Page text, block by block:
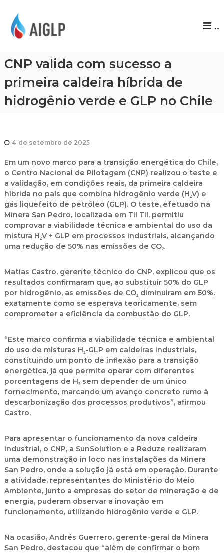
P
..
CNP valida com sucesso a
primeira caldeira híbrida de
hidrogênio verde e GLP no Chile
4 de setembro de 2025
Em um novo marco para a transição energética do Chile,
o Centro Nacional de Pilotagem (CNP) realizou o teste e
a validação, em condições reais, da primeira caldeira
híbrida no país que combina hidrogênio verde (H₂V) e
gás liquefeito de petróleo (GLP). O teste, efetuado na
Minera San Pedro, localizada em Til Til, permitiu
comprovar a viabilidade técnica e ambiental do uso da
mistura H₂V + GLP em processos industriais, alcançando
uma redução de 50% nas emissões de CO₂.
Matías Castro, gerente técnico do CNP, explicou que os
resultados confirmaram que, ao substituir 50% do GLP
por hidrogênio, as emissões de CO₂ diminuíram em 50%,
exatamente como se esperava teoricamente, sem
comprometer a eficiência da combustão do GLP.
“Este marco confirma a viabilidade técnica e ambiental
do uso de misturas H₂-GLP em caldeiras industriais,
constituindo um ponto de inflexão para a transição
energética, já que permite operar com diferentes
porcentagens de H₂ sem depender de um único
fornecimento, marcando um avanço concreto rumo à
descarbonização dos processos produtivos”, afirmou
Castro.
Para apresentar o funcionamento da nova caldeira
industrial, o CNP, a SunSolution e a Reduze realizaram
uma demonstração in loco nas instalações da Minera
San Pedro, onde a solução já está em operação. Durante
a atividade, representantes do Ministério do Meio
Ambiente, junto a empresas do setor de mineração e de
energia, puderam observar a inovação em
funcionamento, utilizando hidrogênio verde e GLP.
Na ocasião, Andrés Guerrero, gerente-geral da Minera
San Pedro, destacou que “além de confirmar o bom